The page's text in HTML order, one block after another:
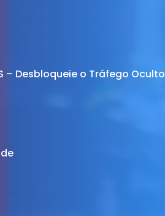
– Desbloqueie o Tráfego